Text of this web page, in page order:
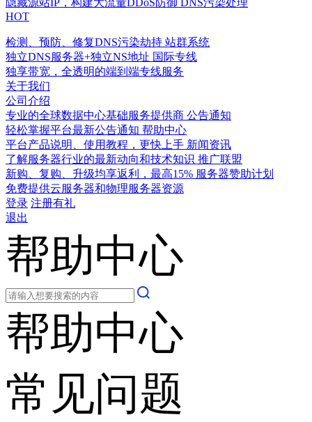
隐藏源站IP，构建大流量DDoS防御
DNS污染处理
HOT
检测、预防、修复DNS污染劫持 站群系统
独立DNS服务器+独立NS地址 国际专线
独享带宽，全透明的端到端专线服务
关于我们
公司介绍
专业的全球数据中心基础服务提供商 公告通知
轻松掌握平台最新公告通知 帮助中心
平台产品说明、使用教程，更快上手 新闻资讯
了解服务器行业的最新动向和技术知识 推广联盟
新购、复购、升级均享返利，最高15% 服务器赞助计划
免费提供云服务器和物理服务器资源
登录 注册有礼
退出
帮助中心
帮助中心
常见问题